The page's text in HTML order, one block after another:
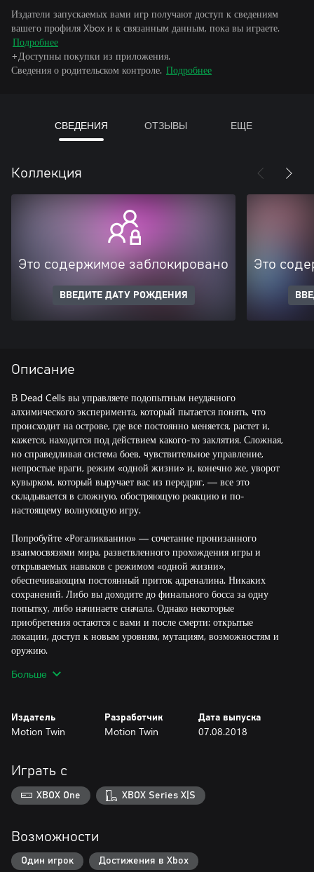
Издатели запускаемых вами игр получают доступ к сведениям
вашего профиля Xbox и к связанным данным, пока вы играете.
Подробнее
+Доступны покупки из приложения.
Сведения о родительском контроле. Подробнее
СВЕДЕНИЯ ОТЗЫВЫ ЕЩЕ
Коллекция
Это содержимое заблокировано
ВВЕДИТЕ ДАТУ РОЖДЕНИЯ
Это
Описание
В Dead Cells вы управляете подопытным неудачного
алхимического эксперимента, который пытается понять, что
происходит на острове, где все постоянно меняется, растет и,
кажется, находится под действием какого-то заклятия. Сложная,
но справедливая система боев, чувствительное управление,
непростые враги, режим «одной жизни» и, конечно же, уворот
кувырком, который выручает вас из передряг, — все это
складывается в сложную, обостряющую реакцию и по-
настоящему волнующую игру.
Попробуйте «Рогаликванию» — сочетание пронизанного
взаимосвязями мира, разветвленного прохождения игры и
открываемых навыков с режимом «одной жизни»,
обеспечивающим постоянный приток адреналина. Никаких
сохранений. Либо вы доходите до финального босса за одну
попытку, либо начинаете сначала. Однако некоторые
приобретения остаются с вами и после смерти: открытые
локации, доступ к новым уровням, мутациям, возможностям и
оружию.
Кстати об оружии: в Dead Cells более чем достаточно самых
турели — каждый предмет со своими уникальными
характеристиками. Кроме того, мутации и свитки позволяют
В конечном счете, однако, самую важную роль играют ВАШИ
навыки игрока! Жанр Roguelites предполагает постоянное
оттачивание навыка, и то, что казалось непреодолимым
Спокойно, у вас получится!.. Когда-нибудь.
Больше
Издатель
Motion Twin
Разработчик
Motion Twin
Дата выпуска
07.08.2018
Играть с
XBOX One XBOX Series X|S
Возможности
Один игрок Достижения в Xbox